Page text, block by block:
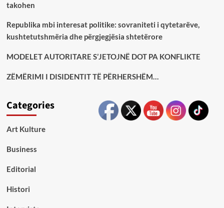
takohen
Republika mbi interesat politike: sovraniteti i qytetarëve,
kushtetutshmëria dhe përgjegjësia shtetërore
MODELET AUTORITARE S’JETOJNË DOT PA KONFLIKTE
ZËMËRIMI I DISIDENTIT TË PËRHERSHËM…
Categories
Art Kulture
Business
Editorial
Histori